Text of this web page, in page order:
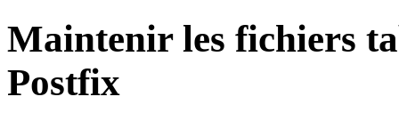
Maintenir les fichiers
Postfix